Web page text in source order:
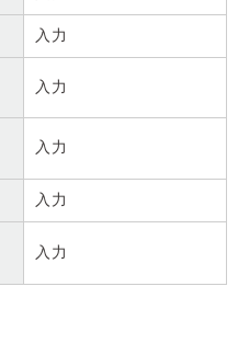
入力
入力
入力
入力
入力